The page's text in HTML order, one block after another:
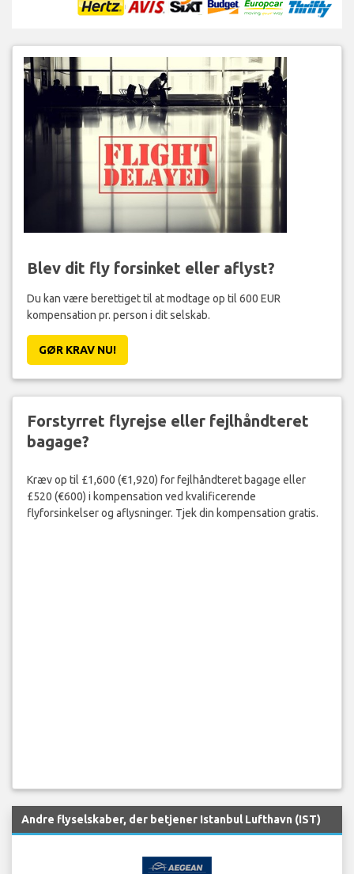
Blev dit fly forsinket eller aflyst?
Du kan være berettiget til at modtage op til 600 EUR
kompensation pr. person i dit selskab.
GØR KRAV NU!
Forstyrret flyrejse eller fejlhåndteret
bagage?
Kræv op til £1,600 (€1,920) for fejlhåndteret bagage eller
£520 (€600) i kompensation ved kvalificerende
flyforsinkelser og aflysninger. Tjek din kompensation gratis.
Andre flyselskaber, der betjener Istanbul Lufthavn (IST)